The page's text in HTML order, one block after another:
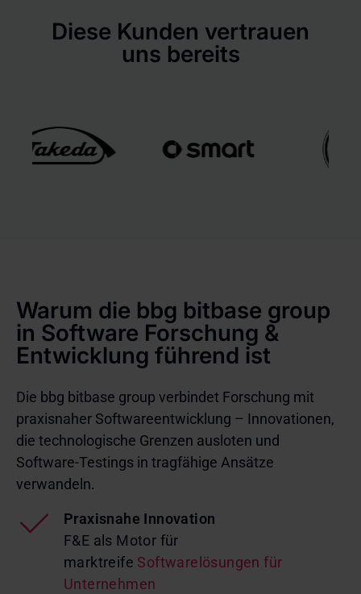
Diese Kunden vertrauen
uns bereits
Warum die bbg bitbase group
in Software Forschung &
Entwicklung führend ist
Die bbg bitbase group verbindet Forschung mit
praxisnaher Softwareentwicklung – Innovationen,
die technologische Grenzen ausloten und
Software-Testings in tragfähige Ansätze
verwandeln.
Praxisnahe Innovation
F&E als Motor für
marktreife Softwarelösungen für
Unternehmen